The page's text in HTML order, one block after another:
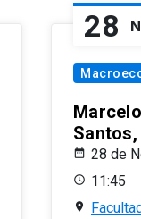
28
Santos,
28 de
11:45